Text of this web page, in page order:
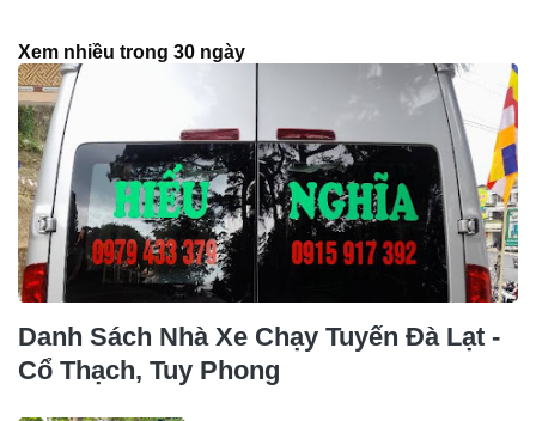
Xem nhiều trong 30 ngày
Danh Sách Nhà Xe Chạy Tuyến Đà Lạt -
Cổ Thạch, Tuy Phong